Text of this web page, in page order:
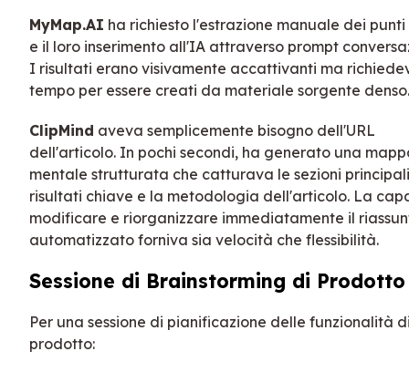
MyMap.AI ha richiesto l'estrazione manuale dei
e il loro inserimento all'IA attraverso prompt
I risultati erano visivamente accattivanti ma
tempo per essere creati da materiale sorgente denso.
ClipMind aveva semplicemente bisogno dell'URL
dell'articolo. In pochi secondi, ha generato una
mentale strutturata che catturava le sezioni
risultati chiave e la metodologia dell'articolo. La
modificare e riorganizzare immediatamente il
automatizzato forniva sia velocità che flessibilità.
Sessione di Brainstorming di Prodotto
Per una sessione di pianificazione delle funzionalità
prodotto: